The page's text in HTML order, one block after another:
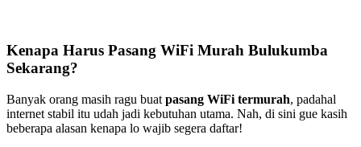
Kenapa Harus Pasang WiFi Murah Bulukumba
Sekarang?
Banyak orang masih ragu buat pasang WiFi termurah, padahal
internet stabil itu udah jadi kebutuhan utama. Nah, di sini gue kasih
beberapa alasan kenapa lo wajib segera daftar!